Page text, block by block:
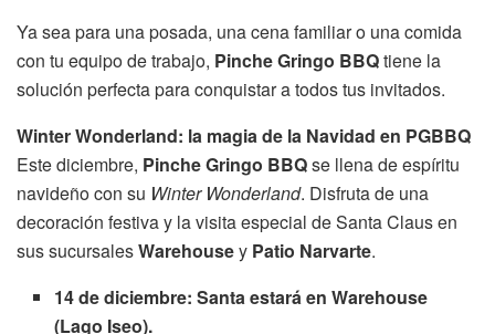
Ya sea para una posada, una cena familiar o una comida
con tu equipo de trabajo, Pinche Gringo BBQtiene la
solución perfecta para conquistar a todos tus invitados.
Winter Wonderland: la magia de la Navidad en PGBBQ
Este diciembre, Pinche Gringo BBQse llena de espíritu
navideño con su Winter Wonderland. Disfruta de una
decoración festiva y la visita especial de Santa Claus en
sus sucursalesWarehousey Patio Narvarte.
14 de diciembre: Santa estará en Warehouse
(Lago Iseo).